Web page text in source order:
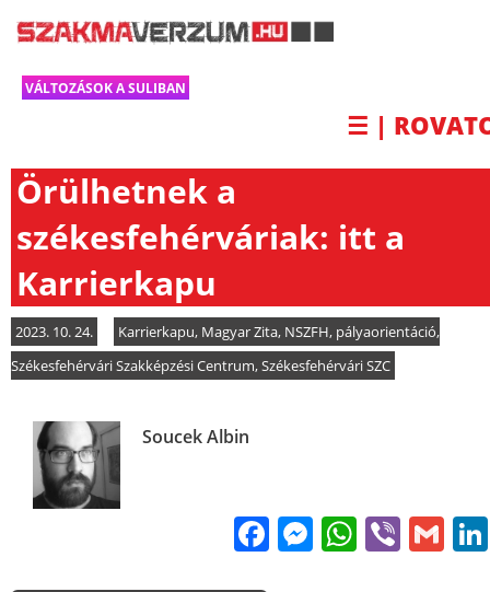
VÁLTOZÁSOK A SULIBAN
☰ |
Örülhetnek a
székesfehérváriak: itt a
Karrierkapu
2023. 10. 24. Karrierkapu, Magyar Zita, NSZFH, pályaorientáció,
Székesfehérvári Szakképzési Centrum,Székesfehérvári SZC
Soucek Albin
FacebookViber